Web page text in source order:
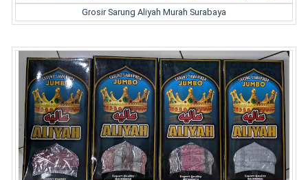
Grosir Sarung Aliyah Murah Surabaya